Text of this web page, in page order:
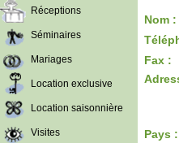
Réceptions
Séminaires
Mariages
Location exclusive
Location saisonnière
Visites
Nom :
Fax :
Pays :